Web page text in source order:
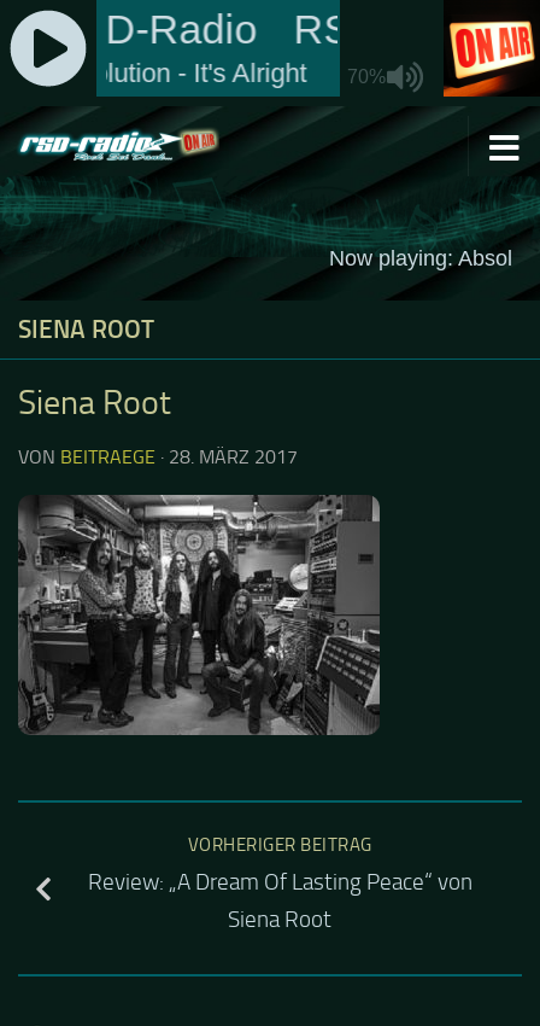
Zum Inhalt springen
SIENA ROOT
Siena Root
VON BEITRAEGE · 28. MÄRZ 2017
VORHERIGER BEITRAG
Review: „A Dream Of Lasting Peace“ von
Siena Root